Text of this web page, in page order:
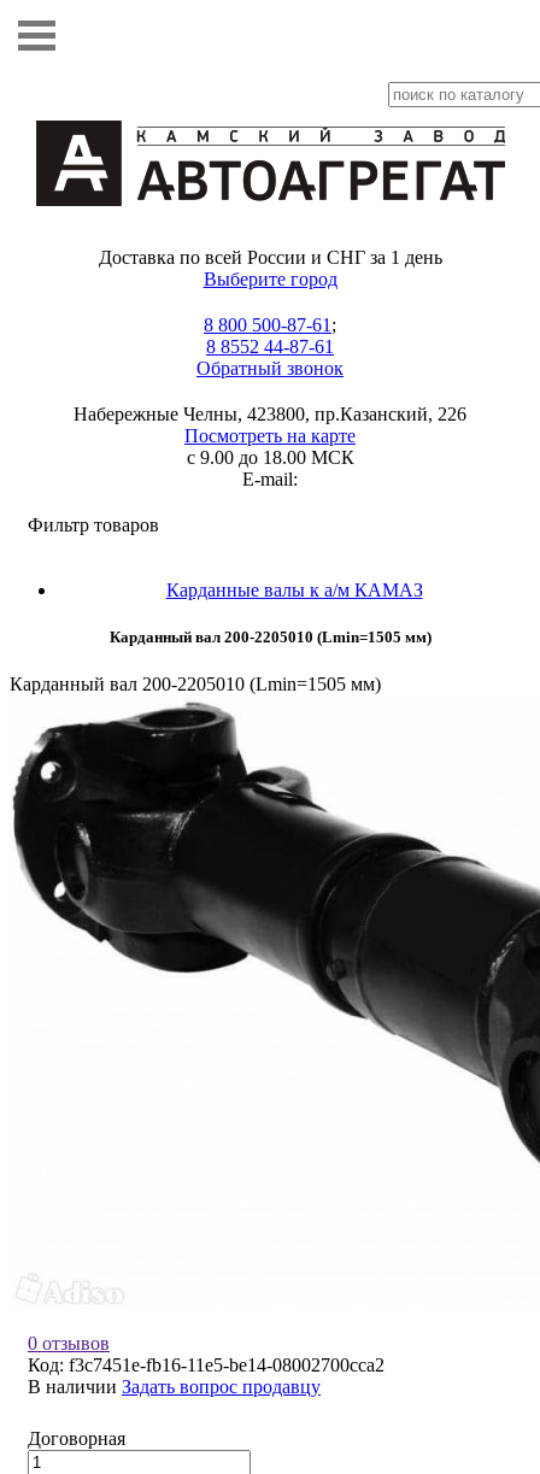
Доставка по всей России и СНГ за 1 день
Выберите город
8 800 500-87-61 ;
8 8552 44-87-61
Обратный звонок
Набережные Челны, 423800, пр.Казанский, 226
Посмотреть на карте
с 9.00 до 18.00 МСК
E-mail:
Фильтр товаров
Карданные валы к а/м КАМАЗ
Карданный вал 200-2205010 (Lmin=1505 мм)
Карданный вал 200-2205010 (Lmin=1505 мм)
0 отзывов
Код: f3c7451e-fb16-11e5-be14-08002700cca2
В наличии Задать вопрос продавцу
Договорная